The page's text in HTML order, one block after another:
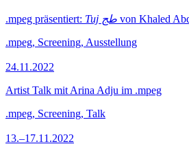
.mpeg präsentiert: Tuj طج von Khaled
.mpeg, Screening, Ausstellung
24.11.2022
Artist Talk mit Arina Adju im .mpeg
.mpeg, Screening, Talk
13.–17.11.2022